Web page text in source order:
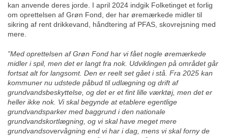
kan anvende deres jorde. I april 2024 indgik Folketinget et forlig
om oprettelsen af Grøn Fond, der har øremærkede midler til
sikring af rent drikkevand, håndtering af PFAS, skovrejsning med
mere.
”Med oprettelsen af Grøn Fond har vi fået nogle øremærkede
midler i spil, men det er langt fra nok. Udviklingen på området går
fortsat alt for langsomt. Den er reelt set gået i stå. Fra 2025 kan
kommuner nu udstede påbud til udlægning og drift af
grundvandsbeskyttelse, og det er et fint lille værktøj, men det er
heller ikke nok. Vi skal begynde at etablere egentlige
grundvandsparker med baggrund i den nationale
grundvandskortlægning, og vi skal have meget mere
grundvandsovervågning end vi har i dag, mens vi skal forny de